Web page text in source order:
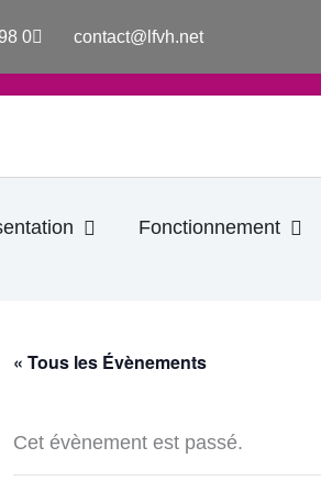
0 contact@lfvh.net
Ouvrir Présentation
Fonctionnement
« Tous les Évènements
Cet évènement est passé.